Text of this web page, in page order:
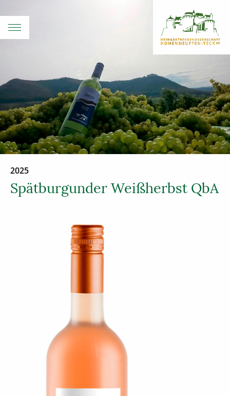
2025
Spätburgunder Weißherbst QbA